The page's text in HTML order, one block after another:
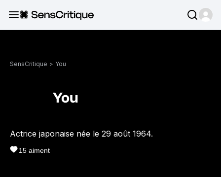
SensCritique > You
You
Actrice japonaise née le 29 août 1964.
15 aiment